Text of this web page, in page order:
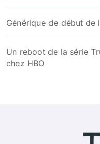
Générique de début de
Un reboot de la série
chez HBO